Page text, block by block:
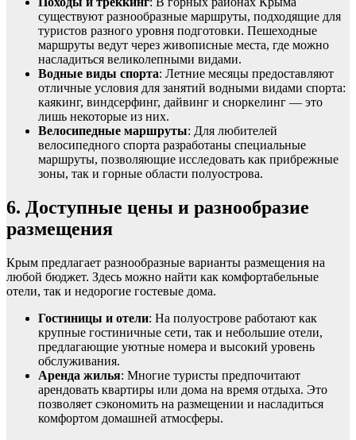
существуют разнообразные маршруты, подходящие для
туристов разного уровня подготовки. Пешеходные
маршруты ведут через живописные места, где можно
насладиться великолепными видами.
Водные виды спорта: Летние месяцы предоставляют
отличные условия для занятий водными видами спорта:
каякинг, виндсерфинг, дайвинг и сноркелинг — это
лишь некоторые из них.
Велосипедные маршруты: Для любителей
велосипедного спорта разработаны специальные
маршруты, позволяющие исследовать как прибрежные
зоны, так и горные области полуострова.
6. Доступные цены и разнообразие
размещения
Крым предлагает разнообразные варианты размещения на
любой бюджет. Здесь можно найти как комфортабельные
отели, так и недорогие гостевые дома.
Гостиницы и отели: На полуострове работают как
крупные гостиничные сети, так и небольшие отели,
предлагающие уютные номера и высокий уровень
обслуживания.
Аренда жилья: Многие туристы предпочитают
арендовать квартиры или дома на время отдыха. Это
позволяет сэкономить на размещении и насладиться
комфортом домашней атмосферы.